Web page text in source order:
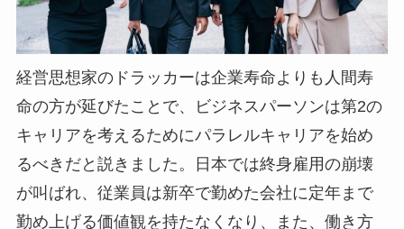
経営思想家のドラッカーは企業寿命よりも人間寿
命の方が延びたことで、ビジネスパーソンは第2の
キャリアを考えるためにパラレルキャリアを始め
るべきだと説きました。日本では終身雇用の崩壊
が叫ばれ、従業員は新卒で勤めた会社に定年まで
勤め上げる価値観を持たなくなり、また、働き方